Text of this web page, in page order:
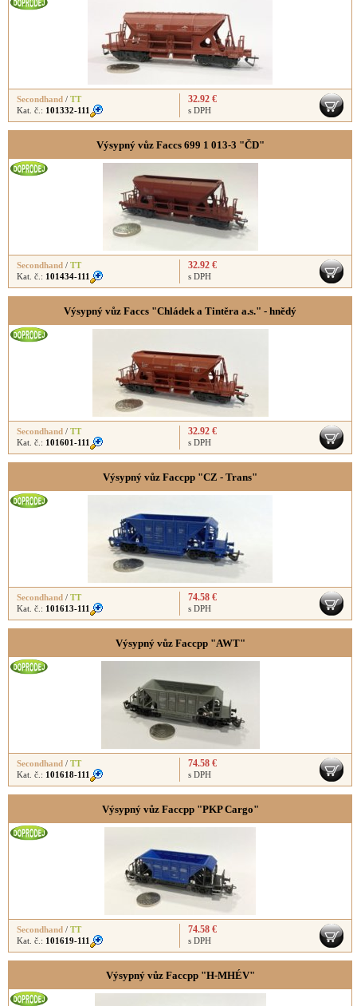
Secondhand / TT
Kat. č.: 101332-111
32.92 €
s DPH
Výsypný vůz Faccs 699 1 013-3 "ČD"
Secondhand / TT
Kat. č.: 101434-111
32.92 €
s DPH
Výsypný vůz Faccs "Chládek a Tintěra a.s." - hnědý
Secondhand / TT
Kat. č.: 101601-111
32.92 €
s DPH
Výsypný vůz Faccpp "CZ - Trans"
Secondhand / TT
Kat. č.: 101613-111
74.58 €
s DPH
Výsypný vůz Faccpp "AWT"
Secondhand / TT
Kat. č.: 101618-111
74.58 €
s DPH
Výsypný vůz Faccpp "PKP Cargo"
Secondhand / TT
Kat. č.: 101619-111
74.58 €
s DPH
Výsypný vůz Faccpp "H-MHÉV"